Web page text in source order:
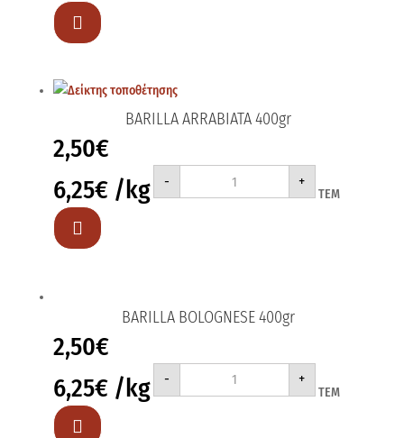

BARILLA ARRABIATA 400gr
2,50€
6,25€ /kg -
BARILLA
ARRABIATA
400gr
+
ΤΕΜ

BARILLA BOLOGNESE 400gr
2,50€
6,25€ /kg -
BARILLA
BOLOGNESE
400gr
+
ΤΕΜ
